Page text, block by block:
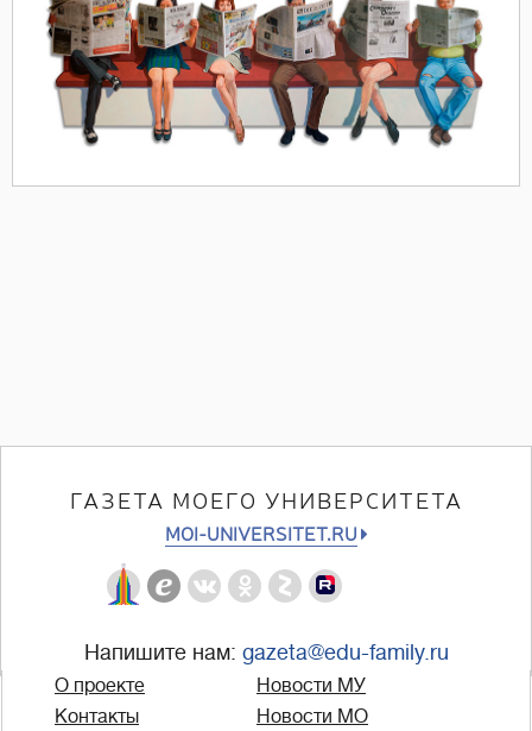
ГАЗЕТА МОЕГО УНИВЕРСИТЕТА
MOI-UNIVERSITET.RU
Напишите нам: gazeta@edu-family.ru
О проекте
Контакты
Новости МУ
Новости МО